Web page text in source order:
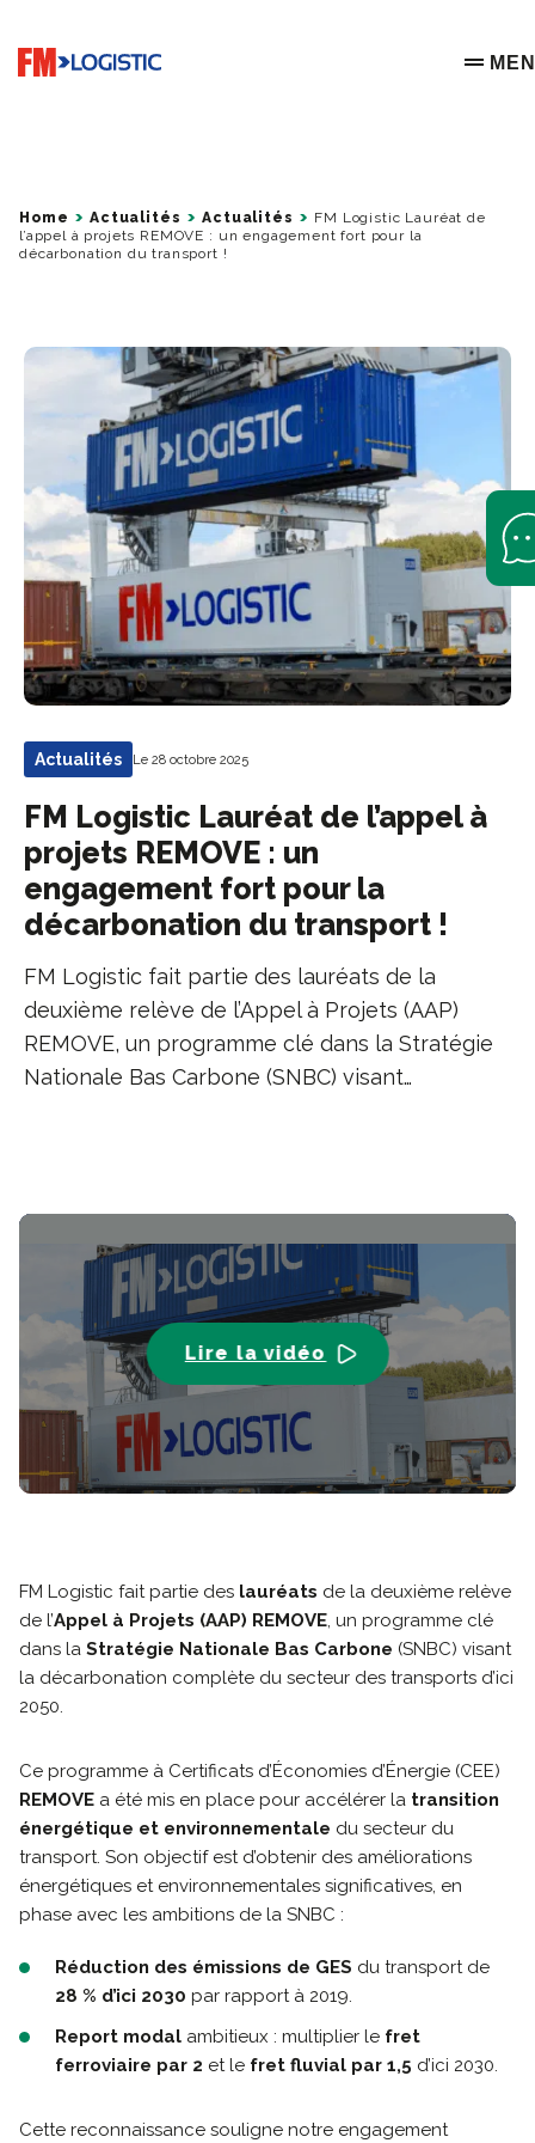
Go to home page
OPEN
Home Actualités Actualités
FM Logistic Lauréat de
l’appel à projets REMOVE : un engagement fort pour la
décarbonation du transport !
Actualités Le 28 octobre 2025
FM Logistic Lauréat de l’appel à
projets REMOVE : un
engagement fort pour la
décarbonation du transport !
FM Logistic fait partie des lauréats de la
deuxième relève de l’Appel à Projets (AAP)
REMOVE, un programme clé dans la Stratégie
Nationale Bas Carbone (SNBC) visant…
Play Mute
Lire la vidéo
FM Logistic fait partie des lauréats de la deuxième relève
de l’Appel à Projets (AAP) REMOVE, un programme clé
dans la Stratégie Nationale Bas Carbone (SNBC) visant
la décarbonation complète du secteur des transports d’ici
2050.
Ce programme à Certificats d’Économies d’Énergie (CEE)
REMOVE a été mis en place pour accélérer la transition
énergétique et environnementale du secteur du
transport. Son objectif est d’obtenir des améliorations
énergétiques et environnementales significatives, en
phase avec les ambitions de la SNBC :
Réduction des émissions de GES du transport de
28 % d’ici 2030 par rapport à 2019.
Report modal ambitieux : multiplier le fret
ferroviaire par 2 et le fret fluvial par 1,5 d’ici 2030.
Cette reconnaissance souligne notre engagement